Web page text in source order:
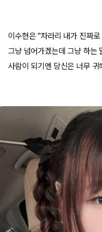
이수현은 "차라리 내가 진짜
그냥 넘어가겠는데 그냥 하는
사람이 되기엔 당신은 너무